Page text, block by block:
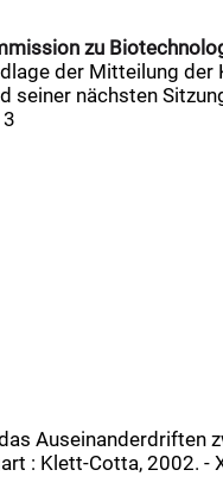
zu
der Mitteilung
nächsten
Auseinanderdriften
: Klett-Cotta, 2002. -